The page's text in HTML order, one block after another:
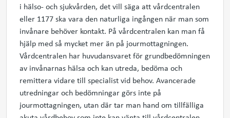
i hälso- och sjukvården, det vill säga att vårdcentralen
eller 1177 ska vara den naturliga ingången när man som
invånare behöver kontakt. På vårdcentralen kan man få
hjälp med så mycket mer än på jourmottagningen.
Vårdcentralen har huvudansvaret för grundbedömningen
av invånarnas hälsa och kan utreda, bedöma och
remittera vidare till specialist vid behov. Avancerade
utredningar och bedömningar görs inte på
jourmottagningen, utan där tar man hand om tillfälliga